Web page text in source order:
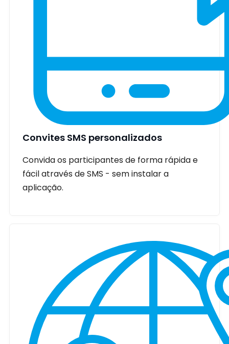
Convites SMS personalizados
Convida os participantes de forma rápida e
fácil através de SMS - sem instalar a
aplicação.